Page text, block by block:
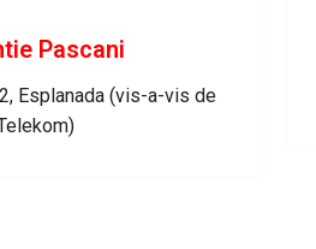
Pascani
Esplanada (vis-a-vis de